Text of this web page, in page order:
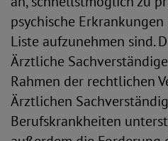
psychische
Liste auf­zunehmen sind.
Ärztliche
Rahmen der rechtlichen
Ärztlichen
Berufskrankheiten